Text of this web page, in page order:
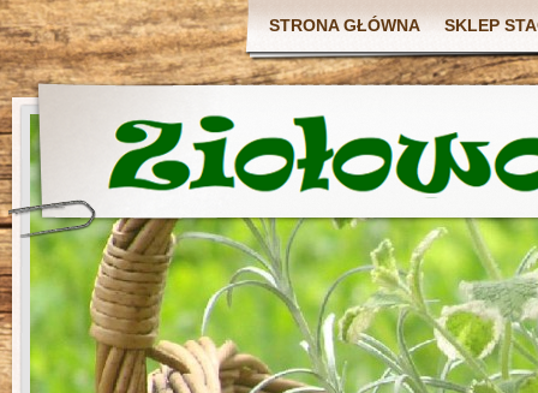
STRONA GŁÓWNA SKLEP